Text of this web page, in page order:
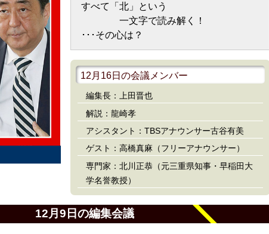
すべて「北」という
一文字で読み解く！
･･･その心は？
12月16日の会議メンバー
編集長：上田晋也
解説：龍崎孝
アシスタント：TBSアナウンサー古谷有美
ゲスト：高橋真麻（フリーアナウンサー）
専門家：北川正恭（元三重県知事・早稲田大
学名誉教授）
12月9日の編集会議